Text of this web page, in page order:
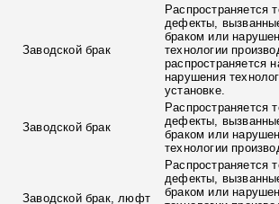
Заводской брак
Распространяется
дефекты,
браком или
технологии
распространяется
нарушения
установке.
Заводской брак
Распространяется
дефекты,
браком или
технологии
Заводской брак, люфт
Распространяется
дефекты,
браком или